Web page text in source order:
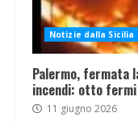
Notizie dalla Sicilia
Palermo, fermata
incendi: otto fermi
11 giugno 2026